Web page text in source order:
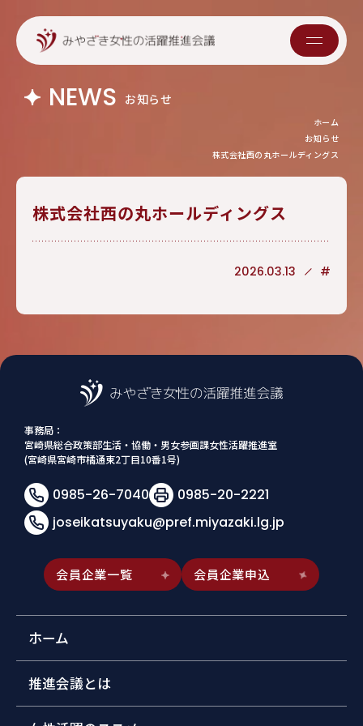
NEWS お知らせ
ホーム
お知らせ
株式会社西の丸ホールディングス
株式会社西の丸ホールディングス
2026.03.13 #
事務局：
宮崎県総合政策部生活・協働・男女参画課女性活躍推進室
(宮崎県宮崎市橘通東2丁目10番1号)
0985-26-7040
0985-20-2221
joseikatsuyaku@pref.miyazaki.lg.jp
会員企業一覧 会員企業申込
ホーム
推進会議とは